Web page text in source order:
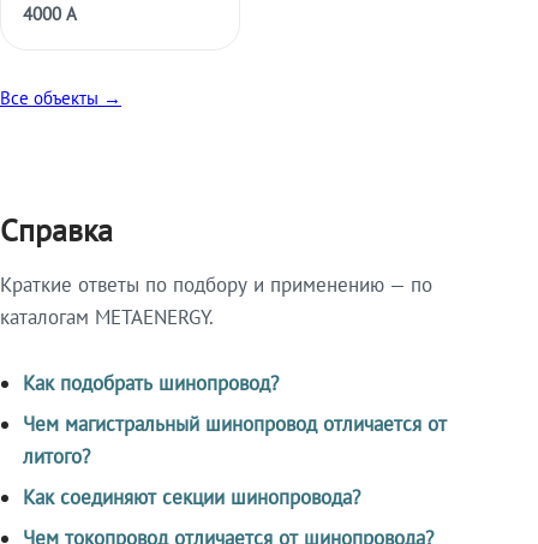
4000 А
Все объекты →
Справка
Краткие ответы по подбору и применению — по
каталогам METAENERGY.
Как подобрать шинопровод?
Чем магистральный шинопровод отличается от
литого?
Как соединяют секции шинопровода?
Чем токопровод отличается от шинопровода?